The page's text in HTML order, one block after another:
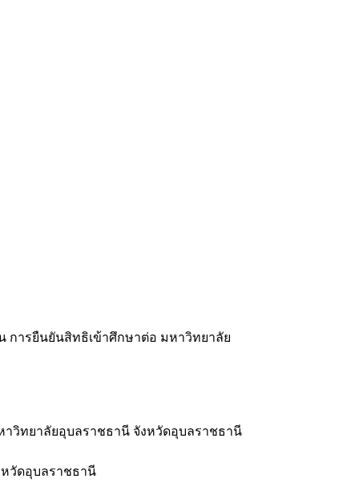
การยืนยันสิทธิเข้าศึกษาต่อ มหาวิทยาลัย
วิทยาลัยอุบลราชธานี จังหวัดอุบลราชธานี
วัดอุบลราชธานี